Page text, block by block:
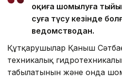
оқиға шомылуға
суға түсу кезінде
ведомстводан.
Құтқарушылар Қаныш
техникалық
табылатынын және онда